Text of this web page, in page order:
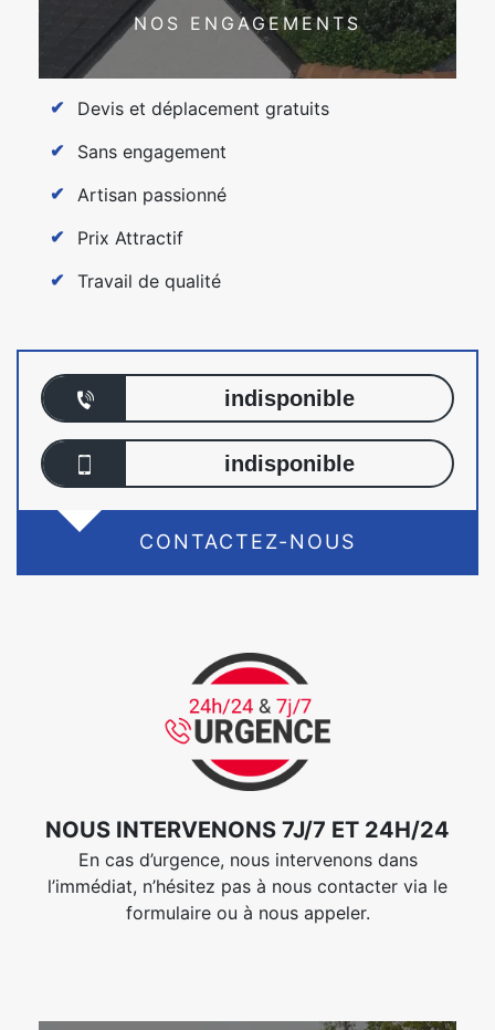
NOS ENGAGEMENTS
Devis et déplacement gratuits
Sans engagement
Artisan passionné
Prix Attractif
Travail de qualité
indisponible
indisponible
CONTACTEZ-NOUS
NOUS INTERVENONS 7J/7 ET 24H/24
En cas d’urgence, nous intervenons dans
l’immédiat, n’hésitez pas à nous contacter via le
formulaire ou à nous appeler.